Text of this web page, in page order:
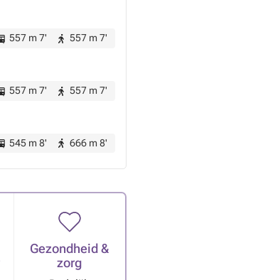
557 m 7' 557 m 7'
557 m 7' 557 m 7'
545 m 8' 666 m 8'
Gezondheid &
zorg